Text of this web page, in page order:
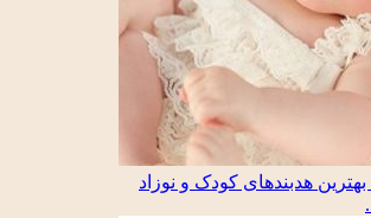
هدبندهای کودک و نوزاد